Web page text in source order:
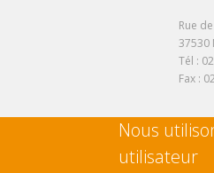
Rue
37530
Tél :
Fax :
Nous
utilisateur